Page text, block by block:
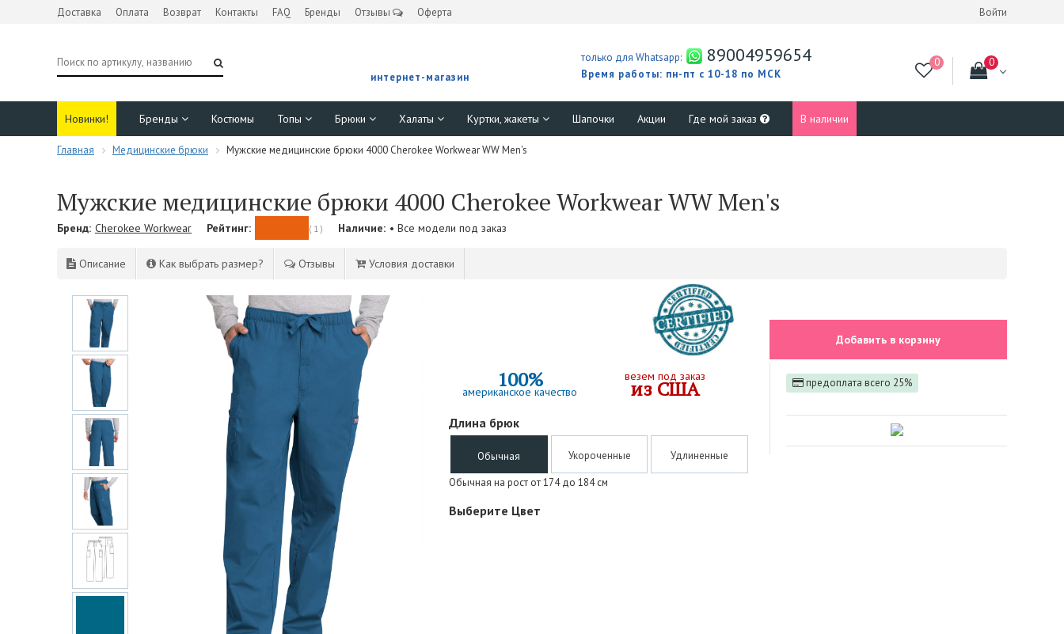
Доставка Оплата Возврат Контакты FAQ Бренды Отзывы Оферта Войти
интернет-магазин
только для Whatsapp: 89004959654
Время работы: пн-пт с 10-18 по МСК
Новинки! Бренды Костюмы Топы Брюки Халаты Куртки, жакеты Шапочки Акции Где мой заказ В наличии
Главная Медицинские брюки Мужские медицинские брюки 4000 Cherokee Workwear WW Men's
Мужские медицинские брюки 4000 Cherokee Workwear WW Men's
Бренд: Cherokee Workwear Рейтинг: ( 1 ) Наличие: • Все модели под заказ
Описание Как выбрать размер? Отзывы Условия доставки
100%
американское качество
везем под заказ
из США
Длина брюк
Обычная Укороченные
Удлиненные
Обычная на рост от 174 до 184 см
Выберите Цвет
Добавить в корзину
предоплата всего 25%